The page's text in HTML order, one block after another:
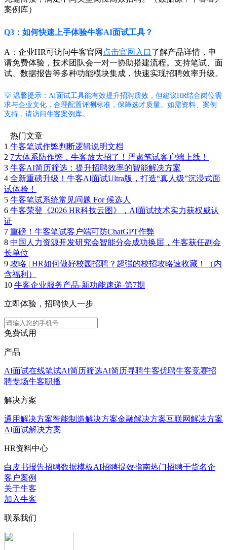
案例库）
Q3：如何快速上手体验牛客AI面试工具？
A：企业HR可访问牛客官网 点击官网入口了解产品详情，申
请免费体验，技术团队会一对一协助搭建流程。支持笔试、面
试、数据报告等多种功能模块集成，快速实现招聘效率升级。
💡 温馨提示：AI面试工具能有效提升招聘质效，但建议HR结合岗位需
求与企业文化，合理配置评测标准，保障选才质量。如需资料、案例
支持，请访问牛客案例库。
热门文章
1 牛客笔试作弊判断逻辑说明文档
2 7大体系防作弊，牛客放大招了！严肃笔试客户端上线！
3 牛客AI简历筛选：提升招聘效率的智能解决方案
4 全新重磅升级！牛客AI面试Ultra版，打造“真人级”沉浸式面
试体验！
5 牛客笔试系统常见问题 For 候选人
6 牛客荣登《2026 HR科技云图》，AI面试技术实力获权威认
证
7 重磅！牛客笔试客户端可防ChatGPT作弊
8 中国人力资源开发研究会智能分会成功换届，牛客获任副会
长单位
9 攻略 | HR如何做好校园招聘？超强的校招攻略速收藏！（内
含福利）
10 牛客企业服务产品-新功能速递-第7期
立即体验，招聘快人一步
免费试用
产品
AI面试在线笔试AI简历筛选AI简历寻聘牛客优聘牛客竞赛招
聘专场牛客职播
解决方案
通用解决方案智能制造解决方案金融解决方案互联网解决方案
AI面试解决方案
HR资料中心
白皮书报告招聘数据模板AI招聘提效指南热门招聘干货名企
客户案例
关于牛客
加入牛客
联系我们